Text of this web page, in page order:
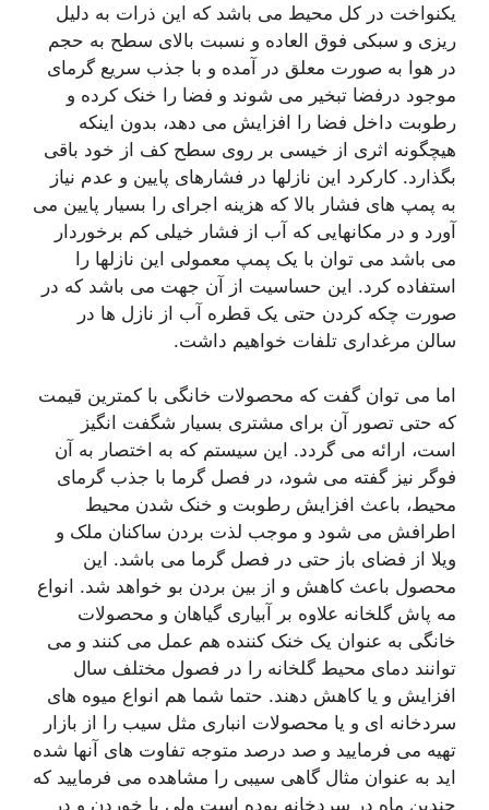
یکنواخت در کل محیط می باشد که این ذرات به دلیل
ریزی و سبکی فوق العاده و نسبت بالای سطح به حجم
در هوا به صورت معلق در آمده و با جذب سریع گرمای
موجود درفضا تبخیر می شوند و فضا را خنک کرده و
رطوبت داخل فضا را افزایش می دهد، بدون اینکه
هیچگونه اثری از خیسی بر روی سطح کف از خود باقی
بگذارد. کارکرد این نازلها در فشارهای پایین و عدم نیاز
به پمپ های فشار بالا که هزینه اجرای را بسیار پایین می
آورد و در مکانهایی که آب از فشار خیلی کم برخوردار
می باشد می توان با یک پمپ معمولی این نازلها را
استفاده کرد. این حساسیت از آن جهت می باشد که در
صورت چکه کردن حتی یک قطره آب از نازل ها در
سالن مرغداری تلفات خواهیم داشت.
اما می توان گفت که محصولات خانگی با کمترین قیمت
که حتی تصور آن برای مشتری بسیار شگفت انگیز
است، ارائه می گردد. این سیستم که به اختصار به آن
فوگر نیز گفته می شود، در فصل گرما با جذب گرمای
محیط، باعث افزایش رطوبت و خنک شدن محیط
اطرافش می شود و موجب لذت بردن ساکنان ملک و
ویلا از فضای باز حتی در فصل گرما می باشد. این
محصول باعث کاهش و از بین بردن بو خواهد شد. انواع
مه پاش گلخانه علاوه بر آبیاری گیاهان و محصولات
خانگی به عنوان یک خنک کننده هم عمل می کنند و می
توانند دمای محیط گلخانه را در فصول مختلف سال
افزایش و یا کاهش دهند. حتما شما هم انواع میوه های
سردخانه ای و یا محصولات انباری مثل سیب را از بازار
تهیه می فرمایید و صد درصد متوجه تفاوت های آنها شده
اید به عنوان مثال گاهی سیبی را مشاهده می فرمایید که
چندین ماه در سردخانه بوده است ولی با خوردن و در